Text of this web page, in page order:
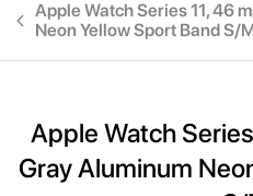
Apple Watch Series 11, 46
Neon Yellow Sport Band S/
Apple Watch
Gray Aluminum